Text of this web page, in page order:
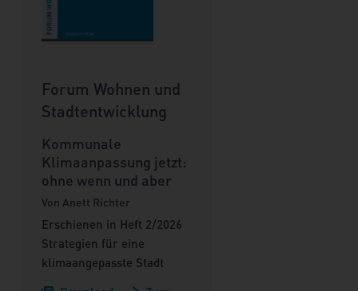
Forum Wohnen und
Stadtentwicklung
Kommunale
Klimaanpassung jetzt:
ohne wenn und aber
Von Anett Richter
Erschienen in Heft 2/2026
Strategien für eine
klimaangepasste Stadt